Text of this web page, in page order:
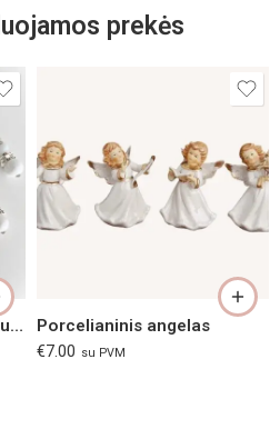
prekės
Baltas rankų darbo Angeliukas Porcelianinis angelas
€7.00 su PVM